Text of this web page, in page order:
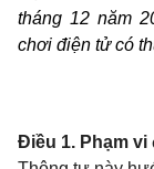
tháng 12 năm
chơi điện tử có
Điều 1. Phạm vi